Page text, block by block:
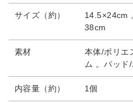
サイズ（約）
14.5×24cm
38cm
素材
本体/ポリエ
ム 。パッド
内容量（約） 1個